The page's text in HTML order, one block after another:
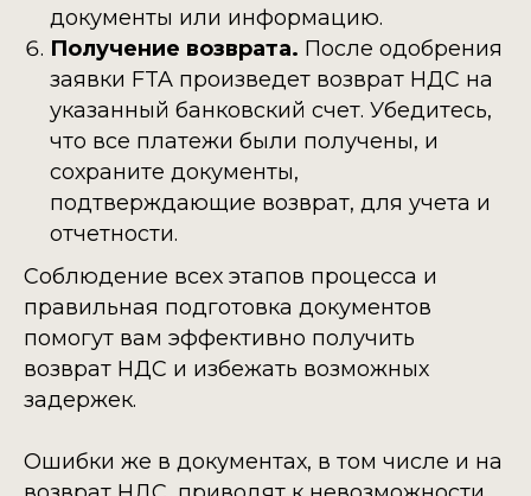
документы или информацию.
Получение возврата. После одобрения
заявки FTA произведет возврат НДС на
указанный банковский счет. Убедитесь,
что все платежи были получены, и
сохраните документы,
подтверждающие возврат, для учета и
отчетности.
Соблюдение всех этапов процесса и
правильная подготовка документов
помогут вам эффективно получить
возврат НДС и избежать возможных
задержек.
Ошибки же в документах, в том числе и на